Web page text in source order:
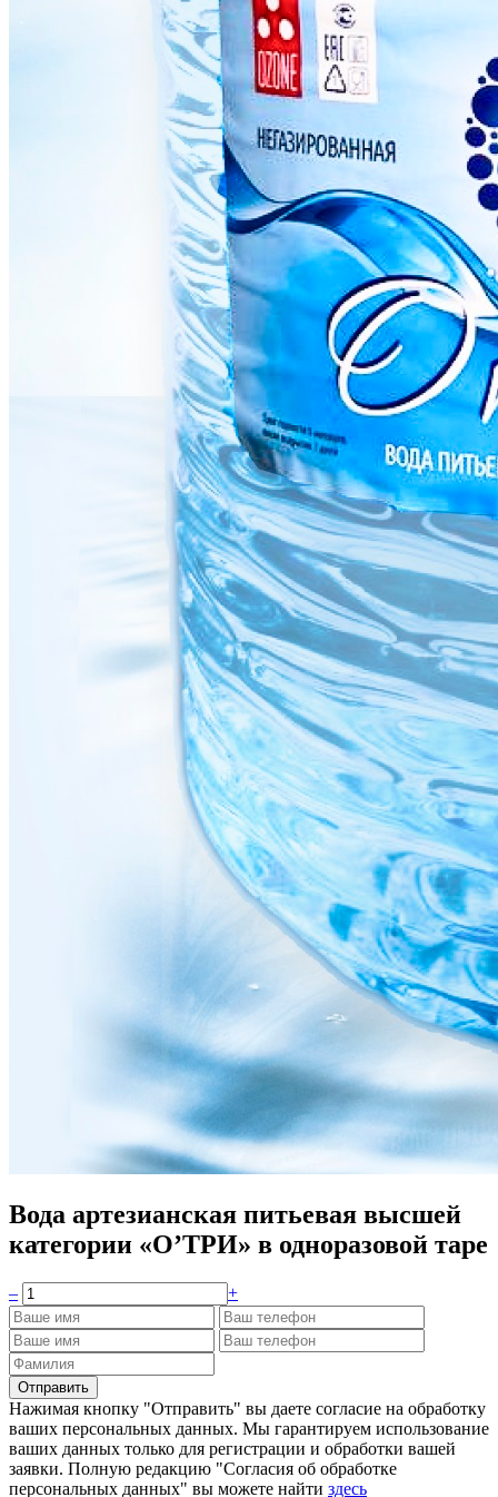
Вода артезианская питьевая высшей
категории «О’ТРИ» в одноразовой таре
– +
Нажимая кнопку "Отправить" вы даете согласие на обработку
ваших персональных данных. Мы гарантируем использование
ваших данных только для регистрации и обработки вашей
заявки. Полную редакцию "Согласия об обработке
персональных данных" вы можете найти здесь